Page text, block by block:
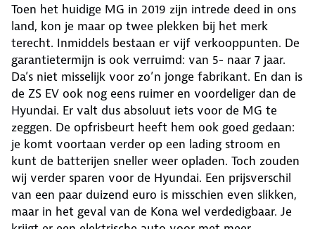
Toen het huidige MG in 2019 zijn intrede deed in ons
land, kon je maar op twee plekken bij het merk
terecht. Inmiddels bestaan er vijf verkooppunten. De
garantietermijn is ook verruimd: van 5- naar 7 jaar.
Da’s niet misselijk voor zo’n jonge fabrikant. En dan is
de ZS EV ook nog eens ruimer en voordeliger dan de
Hyundai. Er valt dus absoluut iets voor de MG te
zeggen. De opfrisbeurt heeft hem ook goed gedaan:
je komt voortaan verder op een lading stroom en
kunt de batterijen sneller weer opladen. Toch zouden
wij verder sparen voor de Hyundai. Een prijsverschil
van een paar duizend euro is misschien even slikken,
maar in het geval van de Kona wel verdedigbaar. Je